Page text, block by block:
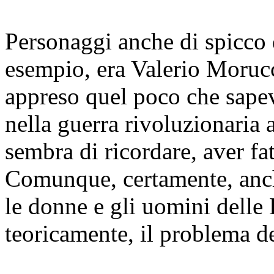
Personaggi anche di
esempio, era Valerio
appreso quel poco che
nella guerra rivoluzionaria
sembra di ricordare, aver
Comunque, certamente,
le donne e gli uomini delle
teoricamente, il problema